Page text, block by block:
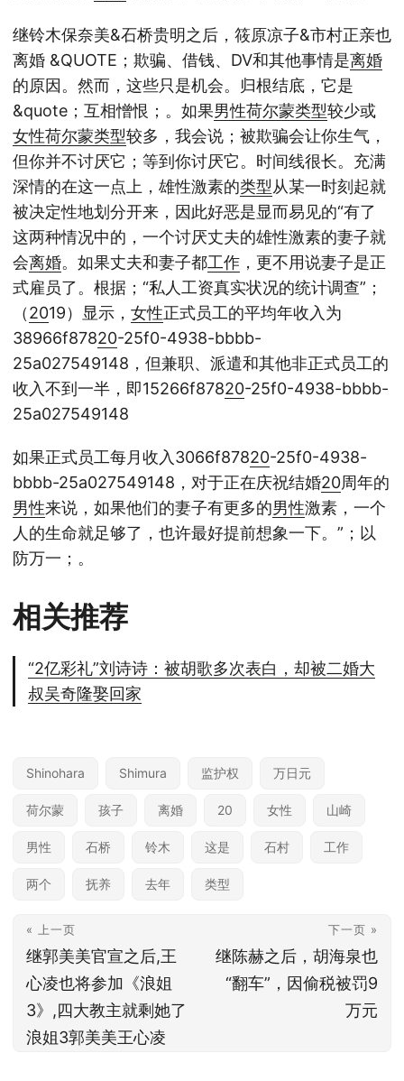
继铃木保奈美&石桥贵明之后，筱原凉子&市村正亲也
离婚 &QUOTE；欺骗、借钱、DV和其他事情是离婚
的原因。然而，这些只是机会。归根结底，它是
&quote；互相憎恨；。如果男性荷尔蒙类型较少或
女性荷尔蒙类型较多，我会说；被欺骗会让你生气，
但你并不讨厌它；等到你讨厌它。时间线很长。充满
深情的在这一点上，雄性激素的类型从某一时刻起就
被决定性地划分开来，因此好恶是显而易见的“有了
这两种情况中的，一个讨厌丈夫的雄性激素的妻子就
会离婚。如果丈夫和妻子都工作 ，更不用说妻子是正
式雇员了。根据；“私人工资真实状况的统计调查”；
（2019）显示， 女性正式员工的平均年收入为
38966f87820-25f0-4938-bbbb-
25a027549148，但兼职、派遣和其他非正式员工的
收入不到一半，即15266f87820-25f0-4938-bbbb-
25a027549148
如果正式员工每月收入3066f87820-25f0-4938-
bbbb-25a027549148，对于正在庆祝结婚20周年的
男性来说，如果他们的妻子有更多的男性激素，一个
人的生命就足够了，也许最好提前想象一下。”；以
防万一；。
相关推荐
“2亿彩礼”刘诗诗：被胡歌多次表白，却被二婚大
叔吴奇隆娶回家
Shinohara Shimura 监护权 万日元
荷尔蒙 孩子 离婚 20 女性 山崎
男性 石桥 铃木 这是 石村 工作
两个 抚养 去年 类型
« 上一页
继郭美美官宣之后,王
心凌也将参加《浪姐
3》,四大教主就剩她了
浪姐3郭美美王心凌
下一页 »
继陈赫之后，胡海泉也
“翻车”，因偷税被罚9
万元